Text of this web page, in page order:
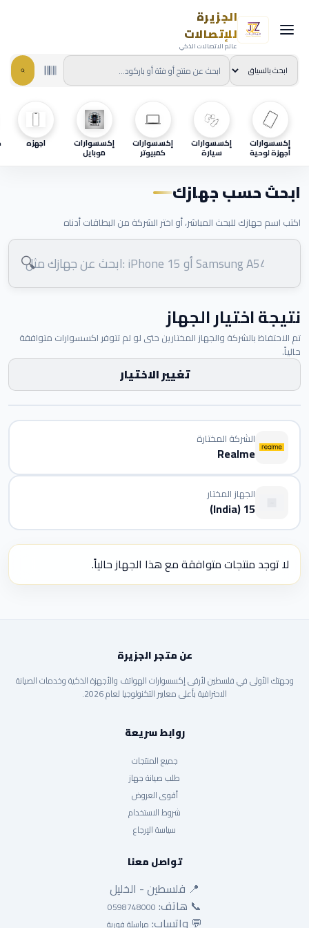
الجزيرة
للإتصالات
عالم الاتصالات الذكي
إكسسوارات
أجهزة لوحية
إكسسوارات
سيارة
إكسسوارات
كمبيوتر
إكسسوارات
موبايل
اجهزه
ابحث حسب جهازك
اكتب اسم جهازك للبحث المباشر، أو اختر الشركة من البطاقات أدناه
🔍
نتيجة اختيار الجهاز
تم الاحتفاظ بالشركة والجهاز المختارين حتى لو لم تتوفر اكسسوارات متوافقة
حالياً.
تغيير الاختيار
الشركة المختارة
Realme
الجهاز المختار
15 (India)
لا توجد منتجات متوافقة مع هذا الجهاز حالياً.
عن متجر الجزيرة
وجهتك الأولى في فلسطين لأرقى إكسسوارات الهواتف والأجهزة الذكية وخدمات الصيانة
الاحترافية بأعلى معايير التكنولوجيا لعام 2026.
روابط سريعة
جميع المنتجات
طلب صيانة جهاز
أقوى العروض
شروط الاستخدام
سياسة الإرجاع
تواصل معنا
📍 فلسطين - الخليل
📞 هاتف: 0598748000
💬 واتساب: مراسلة فورية